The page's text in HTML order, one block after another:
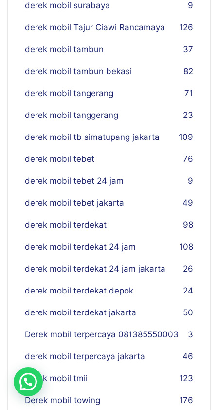
derek mobil surabaya 9
derek mobil Tajur Ciawi Rancamaya 126
derek mobil tambun 37
derek mobil tambun bekasi 82
derek mobil tangerang 71
derek mobil tanggerang 23
derek mobil tb simatupang jakarta 109
derek mobil tebet 76
derek mobil tebet 24 jam 9
derek mobil tebet jakarta 49
derek mobil terdekat 98
derek mobil terdekat 24 jam 108
derek mobil terdekat 24 jam jakarta 26
derek mobil terdekat depok 24
derek mobil terdekat jakarta 50
Derek mobil terpercaya 081385550003 3
derek mobil terpercaya jakarta 46
derek mobil tmii 123
Derek mobil towing 176